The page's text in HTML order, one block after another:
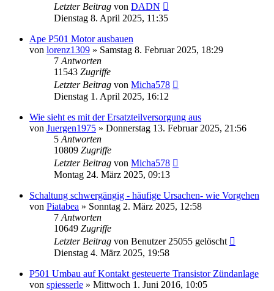
Letzter Beitrag von DADN
Dienstag 8. April 2025, 11:35
Ape P501 Motor ausbauen
von lorenz1309 » Samstag 8. Februar 2025, 18:29
7 Antworten
11543 Zugriffe
Letzter Beitrag von Micha578
Dienstag 1. April 2025, 16:12
Wie sieht es mit der Ersatzteilversorgung aus
von Juergen1975 » Donnerstag 13. Februar 2025, 21:56
5 Antworten
10809 Zugriffe
Letzter Beitrag von Micha578
Montag 24. März 2025, 09:13
Schaltung schwergängig - häufige Ursachen- wie Vorgehen
von Piatabea » Sonntag 2. März 2025, 12:58
7 Antworten
10649 Zugriffe
Letzter Beitrag von Benutzer 25055 gelöscht
Dienstag 4. März 2025, 19:58
P501 Umbau auf Kontakt gesteuerte Transistor Zündanlage
von spiesserle » Mittwoch 1. Juni 2016, 10:05